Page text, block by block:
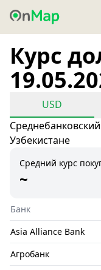
Курс
USD
Узбекистане
Средний курс
~
Банк
Asia Alliance Bank
Агробанк